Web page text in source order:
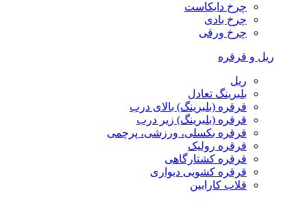
چرخ دایکاست
چرخ بادی
چرخ ورقی
ریل و قرقره
ریل
بلبرینگ تعادل
قرقره (بلبرینگ) بالای درب
قرقره (بلبرینگ) زیر درب
قرقره بکسلی، ورزشی، پرچمی
قرقره رولیک
قرقره کشتارگاهی
قرقره کشویی دیواری
قلاب کارابین